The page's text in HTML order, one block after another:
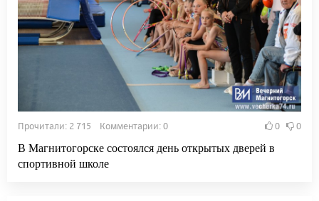
Прочитали: 2 715 Комментарии: 0 0 0
В Магнитогорске состоялся день открытых дверей в
спортивной школе